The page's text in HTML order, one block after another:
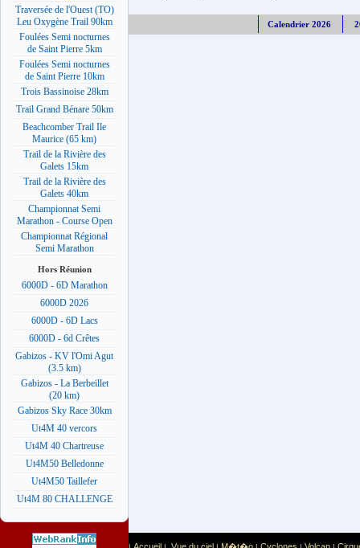
Traversée de l'Ouest (TO)
Leu Oxygène Trail 90km
Foulées Semi nocturnes
de Saint Pierre 5km
Foulées Semi nocturnes
de Saint Pierre 10km
Trois Bassinoise 28km
Trail Grand Bénare 50km
Beachcomber Trail Ile
Maurice (65 km)
Trail de la Rivière des
Galets 15km
Trail de la Rivière des
Galets 40km
Championnat Semi
Marathon - Course Open
Championnat Régional
Semi Marathon
Hors Réunion
6000D - 6D Marathon
6000D 2026
6000D - 6D Lacs
6000D - 6d Crêtes
Gabizos - KV l'Omi Agut
(3.5 km)
Gabizos - La Berbeillet
(20 km)
Gabizos Sky Race 30km
Ut4M 40 vercors
Ut4M 40 Chartreuse
Ut4M50 Belledonne
Ut4M50 Taillefer
Ut4M 80 CHALLENGE
Calendrier 2026